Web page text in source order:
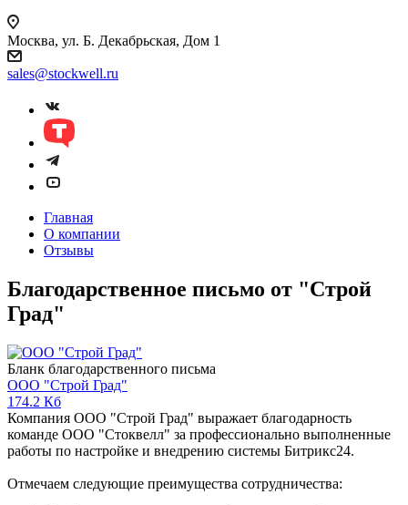
Москва, ул. Б. Декабрьская, Дом 1
sales@stockwell.ru
Главная
О компании
Отзывы
Благодарственное письмо от "Строй
Град"
Бланк благодарственного письма
ООО "Строй Град"
174.2 Кб
Компания ООО "Строй Град" выражает благодарность
команде ООО "Стоквелл" за профессионально выполненные
работы по настройке и внедрению системы Битрикс24.
Отмечаем следующие преимущества сотрудничества: